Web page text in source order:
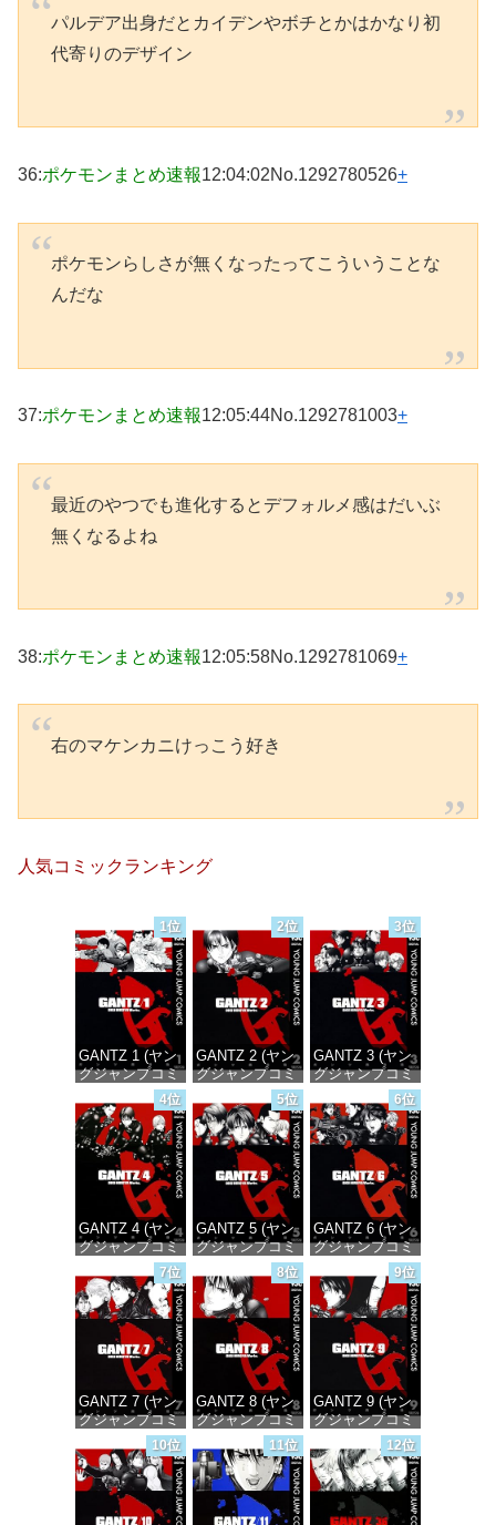
パルデア出身だとカイデンやボチとかはかなり初
代寄りのデザイン
36:ポケモンまとめ速報12:04:02No.1292780526+
ポケモンらしさが無くなったってこういうことな
んだな
37:ポケモンまとめ速報12:05:44No.1292781003+
最近のやつでも進化するとデフォルメ感はだいぶ
無くなるよね
38:ポケモンまとめ速報12:05:58No.1292781069+
右のマケンカニけっこう好き
人気コミックランキング
1位
GANTZ 1 (ヤン
グジャンプコミ
ックスDIGITAL)
価格：¥100
2位
GANTZ 2 (ヤン
グジャンプコミ
ックスDIGITAL)
価格：¥100
3位
GANTZ 3 (ヤン
グジャンプコミ
ックスDIGITAL)
価格：¥100
4位
GANTZ 4 (ヤン
グジャンプコミ
ックスDIGITAL)
価格：¥100
5位
GANTZ 5 (ヤン
グジャンプコミ
ックスDIGITAL)
価格：¥100
6位
GANTZ 6 (ヤン
グジャンプコミ
ックスDIGITAL)
価格：¥100
7位
GANTZ 7 (ヤン
グジャンプコミ
ックスDIGITAL)
価格：¥100
8位
GANTZ 8 (ヤン
グジャンプコミ
ックスDIGITAL)
価格：¥100
9位
GANTZ 9 (ヤン
グジャンプコミ
ックスDIGITAL)
価格：¥100
10位 11位 12位